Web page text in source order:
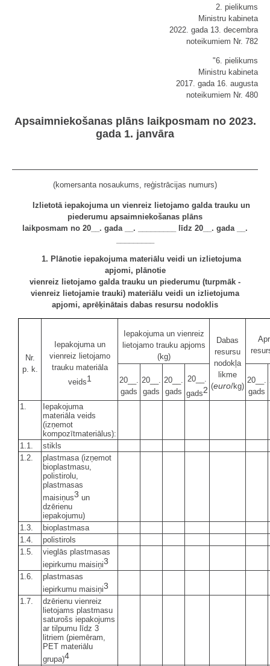
2. pielikums
Ministru kabineta
2022. gada 13. decembra
noteikumiem Nr. 782
"6. pielikums
Ministru kabineta
2017. gada 16. augusta
noteikumiem Nr. 480
Apsaimniekošanas plāns laikposmam no 2023.
gada 1. janvāra
(komersanta nosaukums, reģistrācijas numurs)
Izlietotā iepakojuma un vienreiz lietojamo galda trauku un
piederumu apsaimniekošanas plāns
laikposmam no 20__. gada __. _________ līdz 20__. gada __.
1. Plānotie iepakojuma materiālu veidi un izlietojuma
apjomi, plānotie
vienreiz lietojamo galda trauku un piederumu (turpmāk -
vienreiz lietojamie trauki) materiālu veidi un izlietojuma
apjomi, aprēķinātais dabas resursu nodoklis
Nr.
p. k.
Iepakojuma un
vienreiz lietojamo
trauku materiāla
veids1
Iepakojuma un vienreiz
lietojamo trauku apjoms
(kg)
Dabas
resursu
nodokļa
likme
(euro/kg)
20__.
gads
20__.
gads
20__.
gads
20__.
gads2
20__.
gads
1.
Iepakojuma
materiāla veids
(izņemot
kompozītmateriālus):
1.1.
stikls
1.2.
plastmasa (izņemot
bioplastmasu,
polistirolu,
plastmasas
maisiņus3 un
dzērienu
iepakojumu)
1.3.
bioplastmasa
1.4.
polistirols
1.5.
vieglās plastmasas
iepirkumu maisiņi3
1.6.
plastmasas
iepirkumu maisiņi3
1.7.
dzērienu vienreiz
lietojams plastmasu
saturošs iepakojums
ar tilpumu līdz 3
litriem (piemēram,
PET materiālu
grupa)4